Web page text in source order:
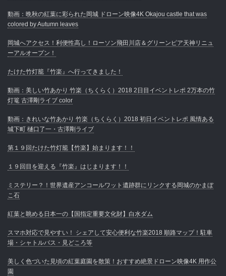
動画：晩秋の紅葉に彩られた岡城 ドローン映像4K Okajou castle that was
colored by Autumn leaves
岡城へアクセス！利便性高し！ローソン飛田川店＆グリーンピア天神リニュ
ーアルオープン！
たけた竹灯籠『竹楽』へ行ってきました！
動画：美しい竹あかり 竹楽（ちくらく）2018 2日目イベントレポ 2万本の竹
灯篭 古澤剛ライブ color
動画：きれいな竹あかり 竹楽（ちくらく）2018 初日イベントレポ 風情ある
城下町 樋口了一・古澤剛ライブ
第１９回たけた竹灯籠【竹楽】始まります！！
１９回目を迎える『竹楽』はじまります！！
ミステリー？！世界遺産アンコールワット遺跡群にリンクする岡城のかまぼ
こ石
紅葉と眺める日本一の【国指定重要文化財】白水ダム
スマホ対応で見やすい！ シェアして安心便利な竹楽2018 順路マップ！駐車
場・シャトルバス・見どころ等
美しく色づいた見頃の紅葉庭園を散策！おすすめ絶景ドローン映像4K 用作公
園